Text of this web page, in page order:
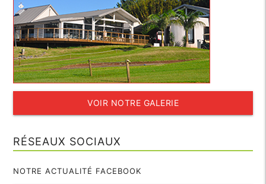
VOIR NOTRE GALERIE
RÉSEAUX SOCIAUX
NOTRE ACTUALITÉ FACEBOOK